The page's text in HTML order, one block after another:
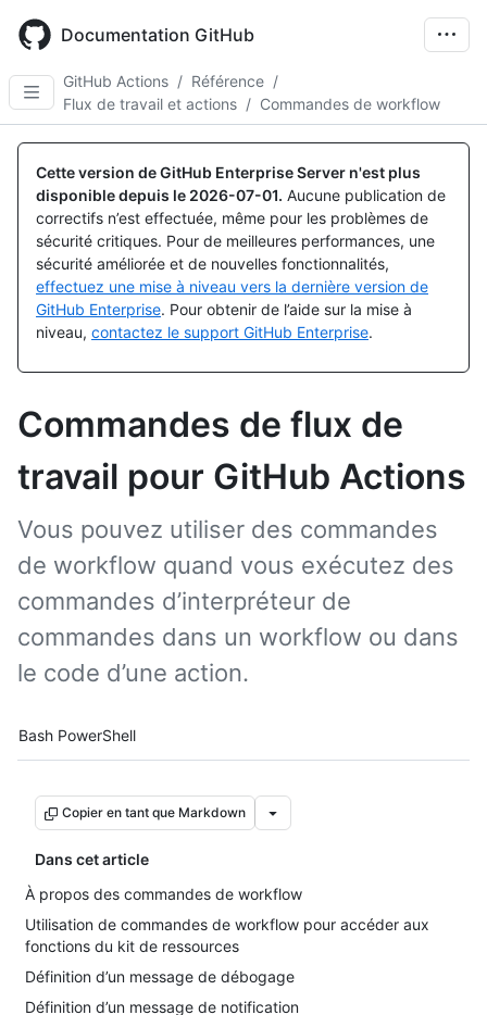
main
content
Documentation GitHub
GitHub Actions / Référence /
Flux de travail et actions / Commandes de workflow
Cette version de GitHub Enterprise Server n'est plus
disponible depuis le 2026-07-01. Aucune publication de
correctifs n’est effectuée, même pour les problèmes de
sécurité critiques. Pour de meilleures performances, une
sécurité améliorée et de nouvelles fonctionnalités,
effectuez une mise à niveau vers la dernière version de
GitHub Enterprise. Pour obtenir de l’aide sur la mise à
niveau, contactez le support GitHub Enterprise.
Commandes de flux de
travail pour GitHub Actions
Vous pouvez utiliser des commandes
de workflow quand vous exécutez des
commandes d’interpréteur de
commandes dans un workflow ou dans
le code d’une action.
Tool navigation
Bash PowerShell
Copier en tant que Markdown
Dans cet article
À propos des commandes de workflow
Utilisation de commandes de workflow pour accéder aux
fonctions du kit de ressources
Définition d’un message de débogage
Définition d’un message de notification